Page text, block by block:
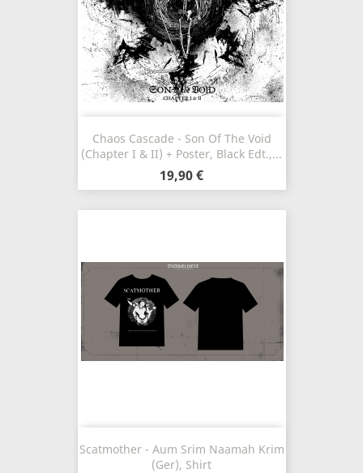
Chaos Cascade - Son Of The Void
(Chapter I & II) + Poster, Black Edt.,...
19,90 €
Scatmother - Aum Srim Naamah Krim
(Ger), Shirt